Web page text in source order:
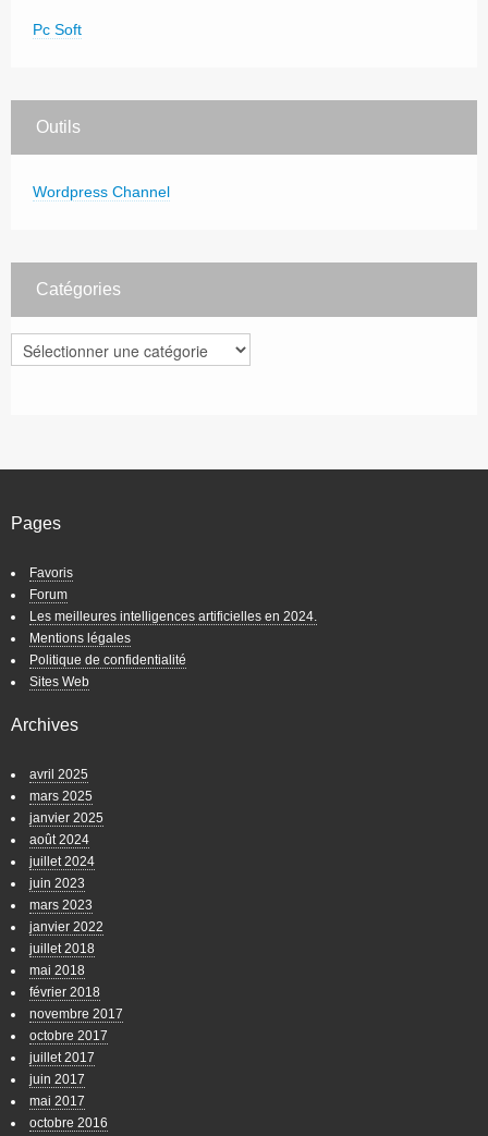
Pc Soft
Outils
Wordpress Channel
Catégories
Catégories
Pages
Favoris
Forum
Les meilleures intelligences artificielles en 2024.
Mentions légales
Politique de confidentialité
Sites Web
Archives
avril 2025
mars 2025
janvier 2025
août 2024
juillet 2024
juin 2023
mars 2023
janvier 2022
juillet 2018
mai 2018
février 2018
novembre 2017
octobre 2017
juillet 2017
juin 2017
mai 2017
octobre 2016